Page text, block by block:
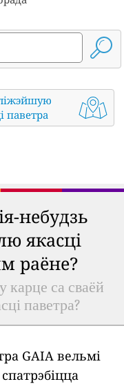
паветра
небудзь
якасці
раёне?
карце са сваёй
паветра?
GAIA вельмі